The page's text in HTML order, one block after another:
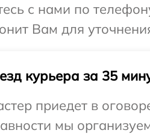
с нами по
Вам для
курьера за 35
приедет в
мы